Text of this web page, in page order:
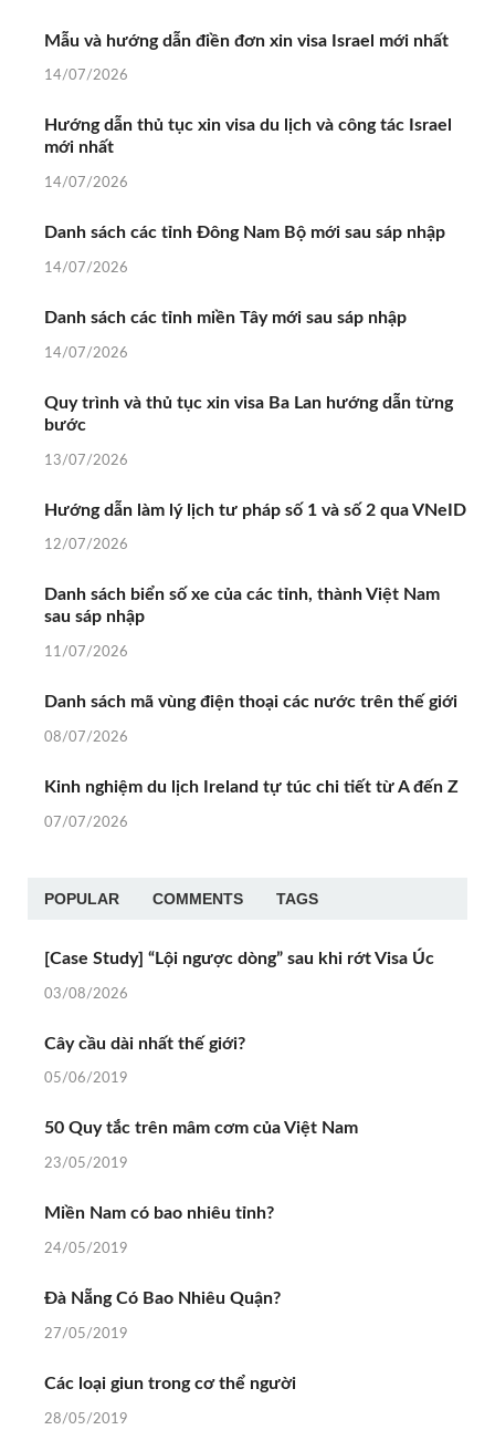
Mẫu và hướng dẫn điền đơn xin visa Israel mới nhất
14/07/2026
Hướng dẫn thủ tục xin visa du lịch và công tác Israel
mới nhất
14/07/2026
Danh sách các tỉnh Đông Nam Bộ mới sau sáp nhập
14/07/2026
Danh sách các tỉnh miền Tây mới sau sáp nhập
14/07/2026
Quy trình và thủ tục xin visa Ba Lan hướng dẫn từng
bước
13/07/2026
Hướng dẫn làm lý lịch tư pháp số 1 và số 2 qua VNeID
12/07/2026
Danh sách biển số xe của các tỉnh, thành Việt Nam
sau sáp nhập
11/07/2026
Danh sách mã vùng điện thoại các nước trên thế giới
08/07/2026
Kinh nghiệm du lịch Ireland tự túc chi tiết từ A đến Z
07/07/2026
POPULAR COMMENTS TAGS
[Case Study] “Lội ngược dòng” sau khi rớt Visa Úc
03/08/2026
Cây cầu dài nhất thế giới?
05/06/2019
50 Quy tắc trên mâm cơm của Việt Nam
23/05/2019
Miền Nam có bao nhiêu tỉnh?
24/05/2019
Đà Nẵng Có Bao Nhiêu Quận?
27/05/2019
Các loại giun trong cơ thể người
28/05/2019